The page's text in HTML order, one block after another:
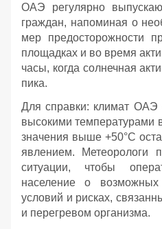
ОАЭ регулярно
граждан, напоминая о
мер предосторожности
площадках и во время
часы, когда солнечная
пика.
Для справки: климат ОАЭ
высокими температурами
значения выше +50°C
явлением. Метеорологи
ситуации, чтобы
население о
условий и рисках,
и перегревом организма.